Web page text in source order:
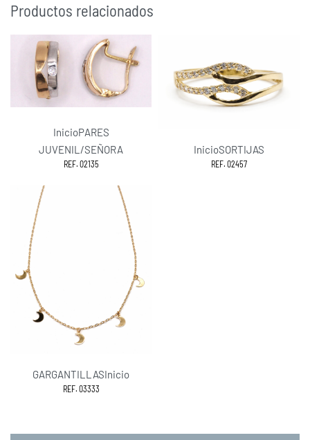
Productos relacionados
InicioPARES
JUVENIL/SEÑORA
REF. 02135
InicioSORTIJAS
REF. 02457
GARGANTILLASInicio
REF. 03333